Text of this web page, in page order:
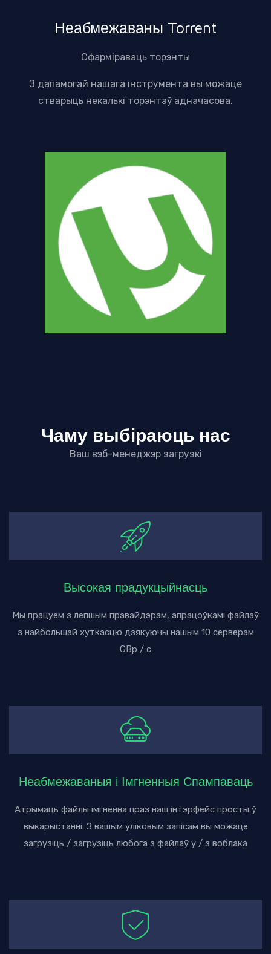
Неабмежаваны Torrent
Сфарміраваць торэнты
З дапамогай нашага інструмента вы можаце
стварыць некалькі торэнтаў адначасова.
Чаму выбіраюць нас
Ваш вэб-менеджэр загрузкі
Высокая прадукцыйнасць
Мы працуем з лепшым правайдэрам, апрацоўкамі файлаў
з найбольшай хуткасцю дзякуючы нашым 10 серверам
GBp / с
Неабмежаваныя і Імгненныя Спампаваць
Атрымаць файлы імгненна праз наш інтэрфейс просты ў
выкарыстанні. З вашым уліковым запісам вы можаце
загрузіць / загрузіць любога з файлаў у / з воблака